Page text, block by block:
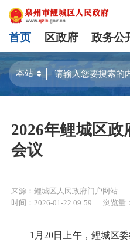
首页 区政府 政务公
2026年鲤城区
会议
来源：鲤城区人民政府门户网站
时间：2026-01-22 09:59
浏览量：
1月20日上午，鲤城区委